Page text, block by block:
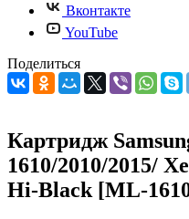
Вконтакте
YouTube
Поделиться
Картридж
1610/2010/2015/
Hi-Black [ML-